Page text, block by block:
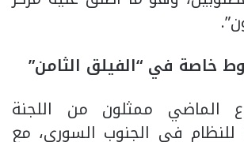
خاصة في “الفيلق الثامن”
الماضي ممثلون من اللجنة
للنظام في الجنوب السوري، مع